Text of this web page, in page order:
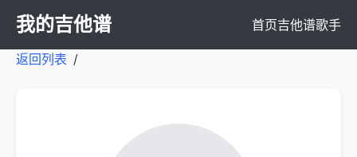
我的吉他谱 首页吉他谱歌手
返回列表 /